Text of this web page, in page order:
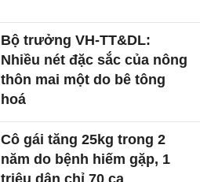
Bộ trưởng VH-TT&DL:
Nhiều nét đặc sắc của nông
thôn mai một do bê tông
hoá
Cô gái tăng 25kg trong 2
năm do bệnh hiếm gặp, 1